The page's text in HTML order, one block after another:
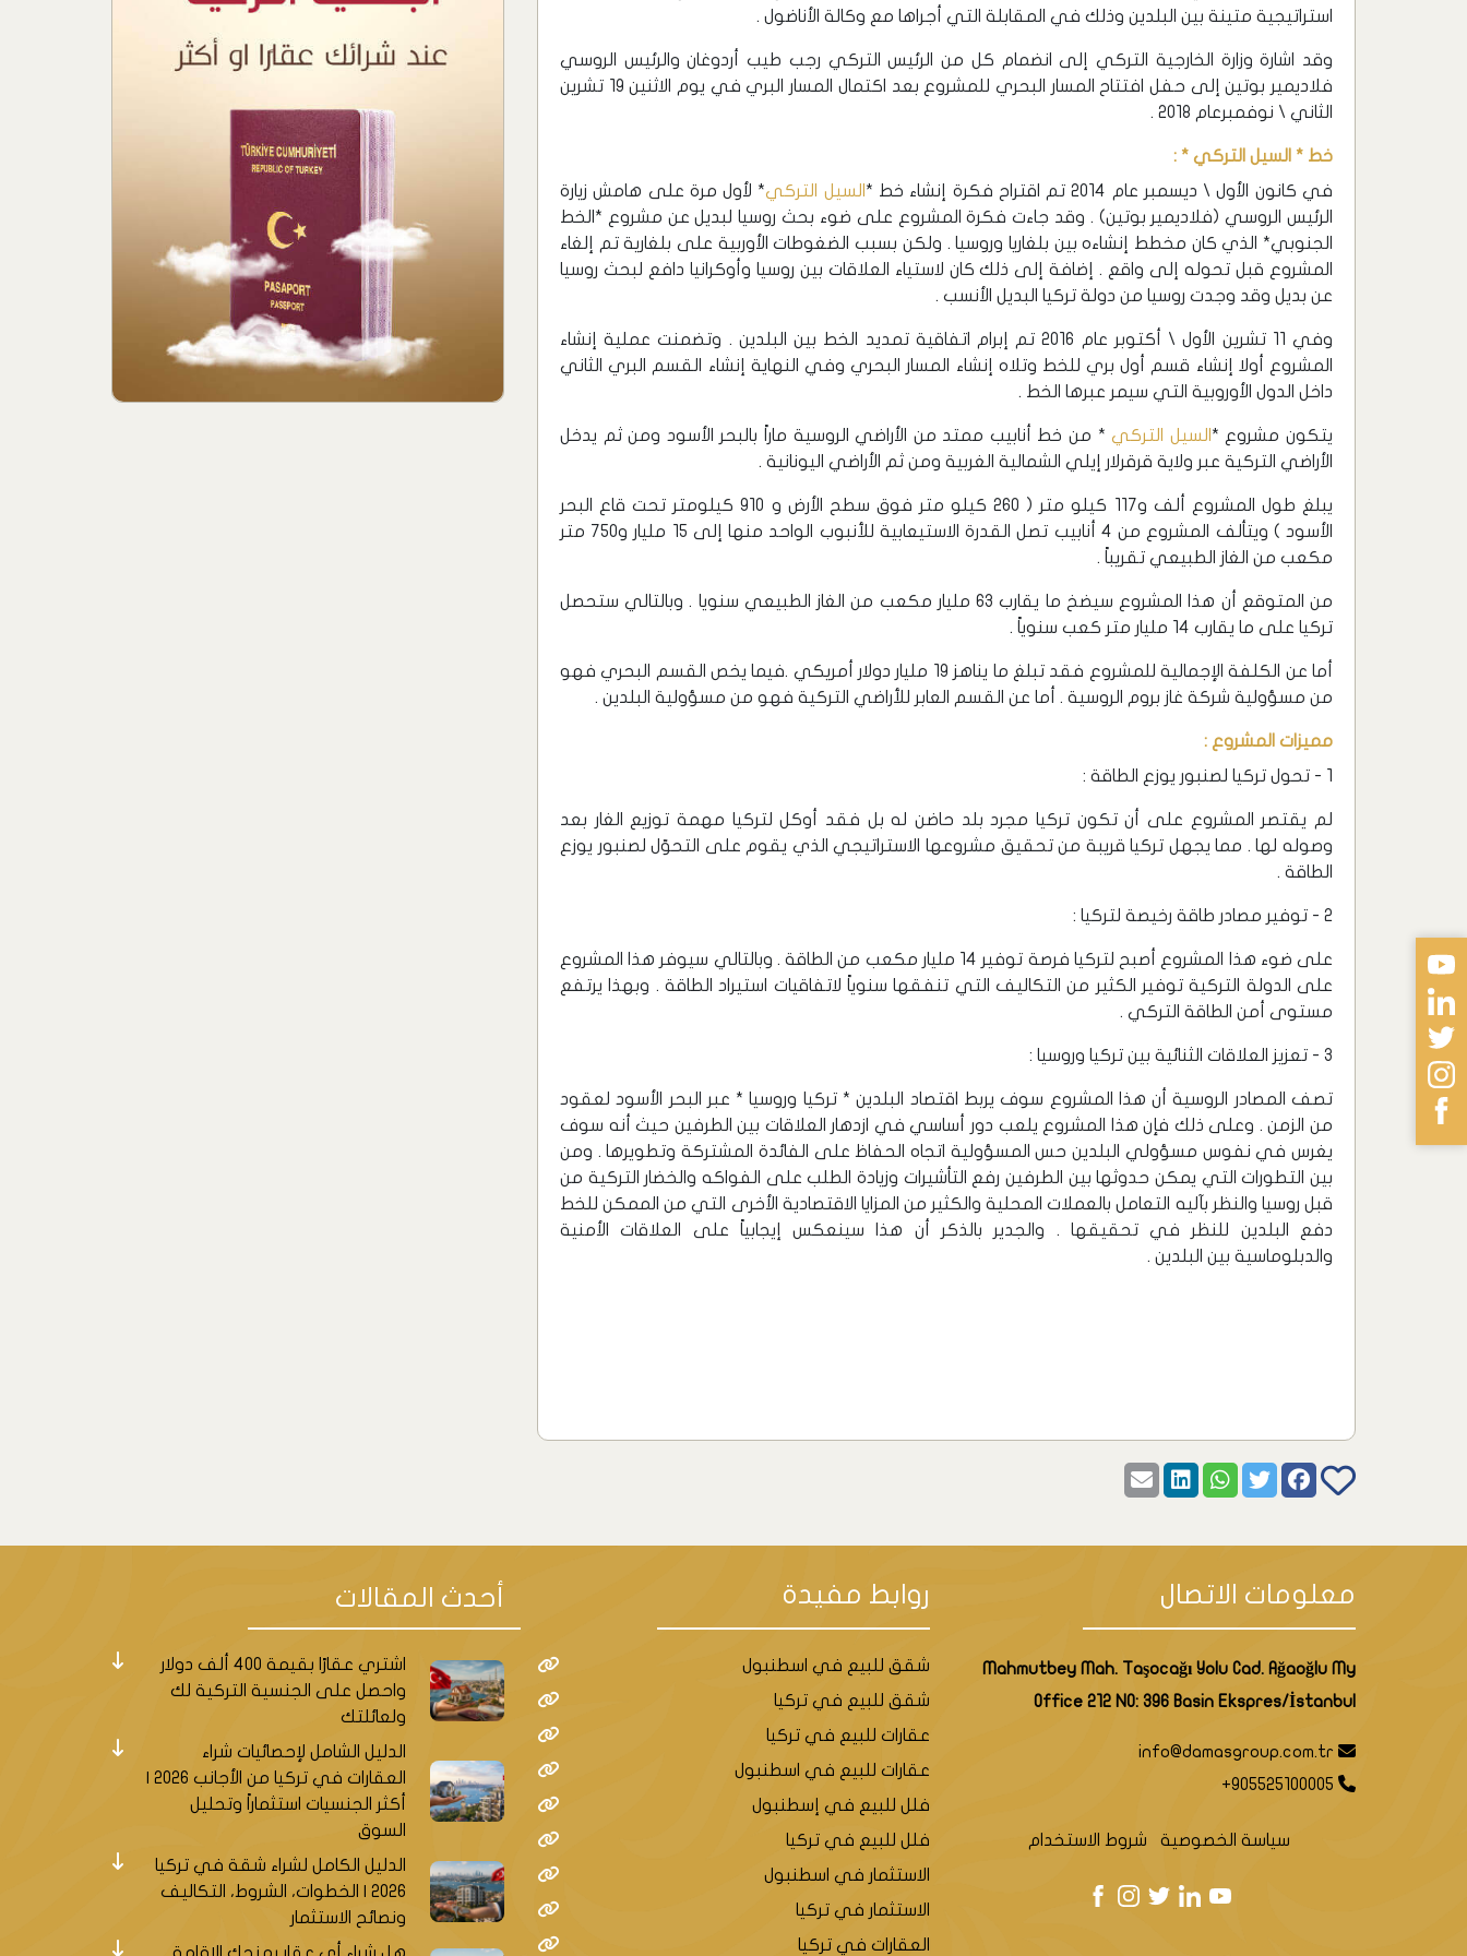
استراتيجية متينة بين البلدين وذلك في المقابلة التي أجراها مع وكالة الأناضول .
وقد اشارة وزارة الخارجية التركي إلى انضمام كل من الرئيس التركي رجب طيب أردوغان والرئيس الروسي
فلاديمير بوتين إلى حفل افتتاح المسار البحري للمشروع بعد اكتمال المسار البري في يوم الاثنين 19 تشرين
الثاني \ نوفمبرعام 2018 .
خط * السيل التركي * :
في كانون الأول \ ديسمبر عام 2014 تم اقتراح فكرة إنشاء خط *
السيل التركي* لأول مرة على هامش زيارة
الرئيس الروسي (فلاديمير بوتين) . وقد جاءت فكرة المشروع على ضوء بحث روسيا لبديل عن مشروع *الخط
الجنوبي* الذي كان مخطط إنشاءه بين بلغاريا وروسيا . ولكن بسبب الضغوطات الأوربية على بلغارية تم إلغاء
المشروع قبل تحوله إلى واقع . إضافة إلى ذلك كان لاستياء العلاقات بين روسيا وأوكرانيا دافع لبحث روسيا
عن بديل وقد وجدت روسيا من دولة تركيا البديل الأنسب .
وفي 11 تشرين الأول \ أكتوبر عام 2016 تم إبرام اتفاقية تمديد الخط بين البلدين . وتضمنت عملية إنشاء
المشروع أولا إنشاء قسم أول بري للخط وتلاه إنشاء المسار البحري وفي النهاية إنشاء القسم البري الثاني
داخل الدول الأوروبية التي سيمر عبرها الخط .
يتكون مشروع * السيل التركي* من خط أنابيب ممتد من الأراضي الروسية ماراً بالبحر الأسود ومن ثم يدخل
الأراضي التركية عبر ولاية قرقرلار إيلي الشمالية الغربية ومن ثم الأراضي اليونانية .
يبلغ طول المشروع ألف و117 كيلو متر ( 260 كيلو متر فوق سطح الأرض و 910 كيلومتر تحت قاع البحر
الأسود ) ويتألف المشروع من 4 أنابيب تصل القدرة الاستيعابية للأنبوب الواحد منها إلى 15 مليار و750 متر
مكعب من الغاز الطبيعي تقريباً .
من المتوقع أن هذا المشروع سيضخ ما يقارب 63 مليار مكعب من الغاز الطبيعي سنويا . وبالتالي ستحصل
تركيا على ما يقارب 14 مليار متر كعب سنوياً .
أما عن الكلفة الإجمالية للمشروع فقد تبلغ ما يناهز 19 مليار دولار أمريكي .فيما يخص القسم البحري فهو
من مسؤولية شركة غاز بروم الروسية . أما عن القسم العابر للأراضي التركية فهو من مسؤولية البلدين .
مميزات المشروع :
1 - تحول تركيا لصنبور يوزع الطاقة :
لم يقتصر المشروع على أن تكون تركيا مجرد بلد حاضن له بل فقد أوكل لتركيا مهمة توزيع الغار بعد
وصوله لها . مما يجهل تركيا قريبة من تحقيق مشروعها الاستراتيجي الذي يقوم على التحوّل لصنبور يوزع
الطاقة .
2 - توفير مصادر طاقة رخيصة لتركيا :
على ضوء هذا المشروع أصبح لتركيا فرصة توفير 14 مليار مكعب من الطاقة . وبالتالي سيوفر هذا المشروع
على الدولة التركية توفير الكثير من التكاليف التي تنفقها سنوياً لاتفاقيات استيراد الطاقة . وبهذا يرتفع
مستوى أمن الطاقة التركي .
3 - تعزيز العلاقات الثنائية بين تركيا وروسيا :
تصف المصادر الروسية أن هذا المشروع سوف يربط اقتصاد البلدين * تركيا وروسيا * عبر البحر الأسود لعقود
من الزمن . وعلى ذلك فإن هذا المشروع يلعب دور أساسي في ازدهار العلاقات بين الطرفين حيث أنه سوف
يغرس في نفوس مسؤولي البلدين حس المسؤولية اتجاه الحفاظ على الفائدة المشتركة وتطويرها . ومن
بين التطورات التي يمكن حدوثها بين الطرفين رفع التأشيرات وزيادة الطلب على الفواكه والخضار التركية من
قبل روسيا والنظر بآليه التعامل بالعملات المحلية والكثير من المزايا الاقتصادية الأخرى التي من الممكن للخط
دفع البلدين للنظر في تحقيقها . والجدير بالذكر أن هذا سينعكس إيجابياً على العلاقات الأمنية
والدبلوماسية بين البلدين .
معلومات الاتصال
Mahmutbey Mah. Taşocağı Yolu Cad. Ağaoğlu My
Office 212 NO: 396 Basin Ekspres/İstanbul
info@damasgroup.com.tr
+905525100005
سياسة الخصوصية شروط الاستخدام
روابط مفيدة
شقق للبيع في اسطنبول
شقق للبيع في تركيا
عقارات للبيع في تركيا
عقارات للبيع في اسطنبول
فلل للبيع في إسطنبول
فلل للبيع في تركيا
الاستثمار في اسطنبول
الاستثمار في تركيا
العقارات في تركيا
أحدث المقالات
اشتري عقارًا بقيمة 400 ألف دولار
واحصل على الجنسية التركية لك
ولعائلتك
الدليل الشامل لإحصائيات شراء
أكثر الجنسيات استثماراً وتحليل
السوق
الدليل الكامل لشراء شقة في تركيا
2026 | الخطوات، الشروط، التكاليف
ونصائح الاستثمار
هل شراء أي عقار يمنحك الإقامة